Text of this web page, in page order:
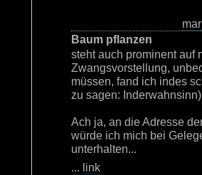
Baum pflanzen
steht auch prominent auf
Zwangsvorstellung,
müssen, fand ich indes
zu sagen:
Ach ja, an die Adresse
würde ich mich bei
unterhalten...
... link